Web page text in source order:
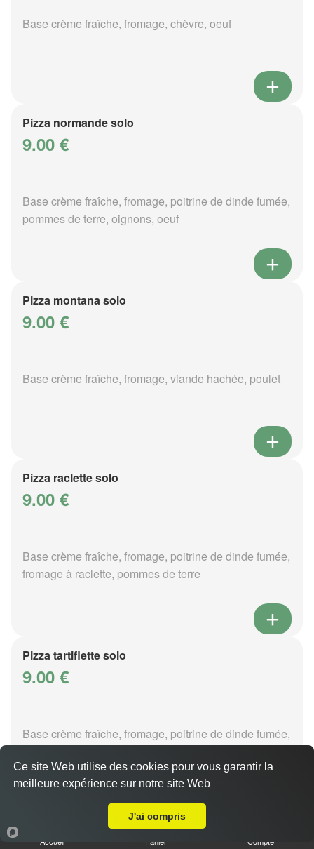
Base crème fraîche, fromage, chèvre, oeuf
Pizza normande solo
9.00 €
Base crème fraîche, fromage, poitrine de dinde fumée,
pommes de terre, oignons, oeuf
Pizza montana solo
9.00 €
Base crème fraîche, fromage, viande hachée, poulet
Pizza raclette solo
9.00 €
Base crème fraîche, fromage, poitrine de dinde fumée,
fromage à raclette, pommes de terre
Pizza tartiflette solo
9.00 €
Base crème fraîche, fromage, poitrine de dinde fumée,
Pizza vénézia solo
Accueil Panier Compte
Ce site Web utilise des cookies pour vous garantir la
meilleure expérience sur notre site Web
J'ai compris